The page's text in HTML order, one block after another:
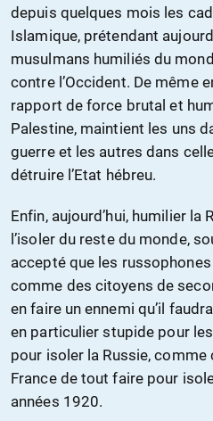
depuis quelques mois les
Islamique, prétendant
musulmans humiliés du
contre l’Occident. De même
rapport de force brutal et
Palestine, maintient les uns
guerre et les autres dans
détruire l’Etat hébreu.
Enfin, aujourd’hui, humilier la
l’isoler du reste du monde,
accepté que les
comme des citoyens de
en faire un ennemi qu’il
en particulier stupide pour
pour isoler la Russie, comme
France de tout faire pour
années 1920.